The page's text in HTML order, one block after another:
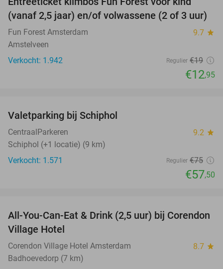
(vanaf 2,5 jaar) en/of volwassene (2 of 3 uur)
Fun Forest Amsterdam 9.7 star
Amstelveen
Verkocht: 1.942
Regulier €19
€12,95
Valetparking bij Schiphol
CentraalParkeren 9.2 star
Schiphol (+1 locatie) (9 km)
Verkocht: 1.571
Regulier €75
€57,50
37%
All-You-Can-Eat & Drink (2,5 uur) bij Corendon
Village Hotel
Corendon Village Hotel Amsterdam 8.7 star
Badhoevedorp (7 km)